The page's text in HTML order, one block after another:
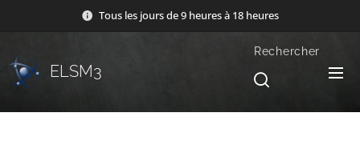
Tous les jours de 9 heures à 18 heures
ELSM3
Rechercher